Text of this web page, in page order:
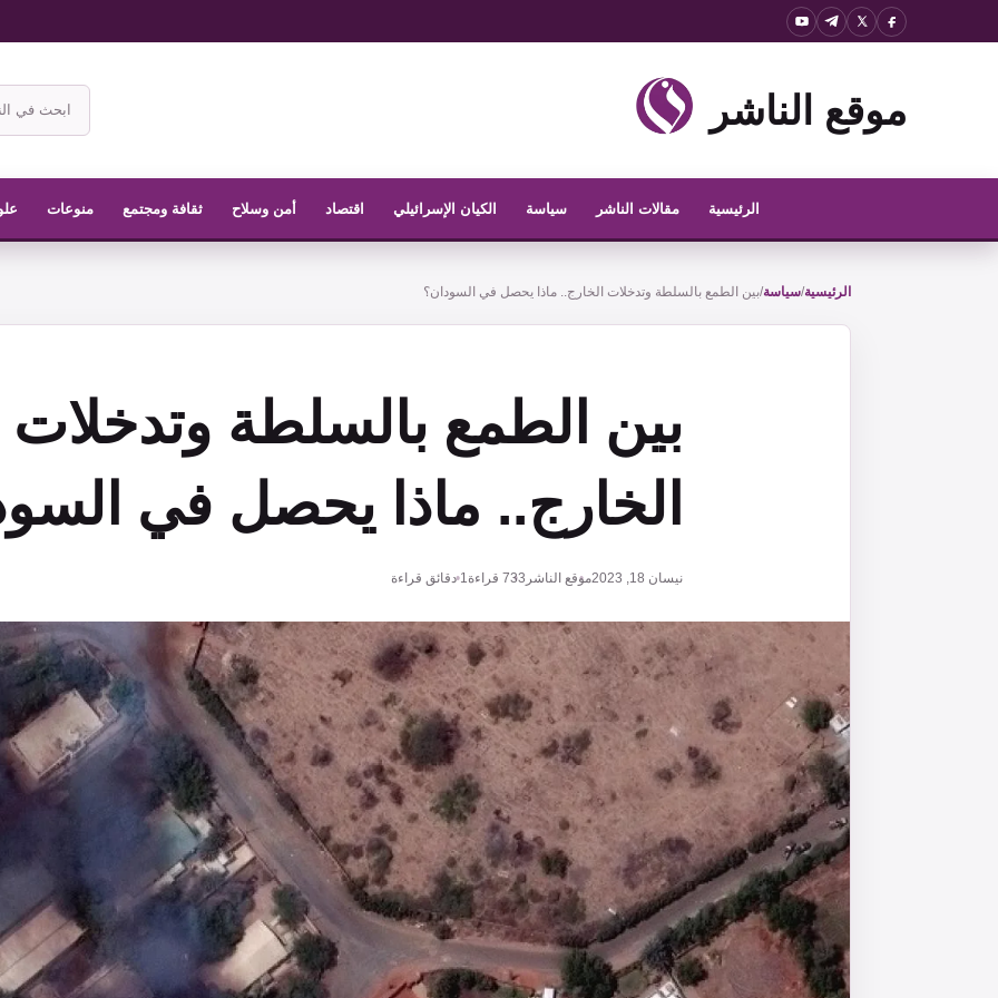
موقع الناشر
ابحث
في
الناشر
الرئيسية مقالات الناشر سياسة الكيان الإسرائيلي اقتصاد أمن وسلاح ثقافة ومجتمع منوعات
الرئيسية/سياسة/بين الطمع بالسلطة وتدخلات الخارج.. ماذا يحصل في السودان؟
بين الطمع بالسلطة وتدخلات
الخارج.. ماذا يحصل في
نيسان 18, 2023 موقع الناشر 733 قراءة1 دقائق قراءة